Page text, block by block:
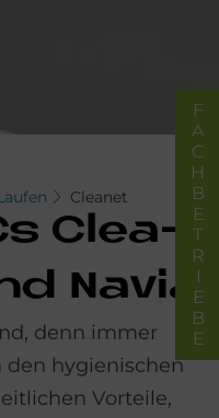
Cleanet
Clea­
Na­via
denn immer
den hygienischen
Vorteile,
FACHBETRIEBE